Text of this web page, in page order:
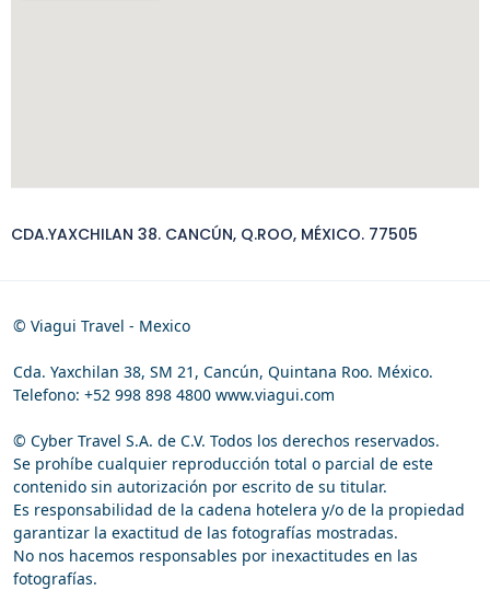
CDA.YAXCHILAN 38. CANCÚN, Q.ROO, MÉXICO. 77505
© Viagui Travel - Mexico
Cda. Yaxchilan 38, SM 21, Cancún, Quintana Roo. México.
Telefono: +52 998 898 4800 www.viagui.com
© Cyber Travel S.A. de C.V. Todos los derechos reservados.
Se prohíbe cualquier reproducción total o parcial de este
contenido sin autorización por escrito de su titular.
Es responsabilidad de la cadena hotelera y/o de la propiedad
garantizar la exactitud de las fotografías mostradas.
No nos hacemos responsables por inexactitudes en las
fotografías.